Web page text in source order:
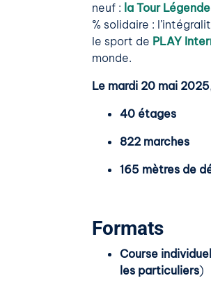
neuf : la Tour Légende
% solidaire :
le sport de PLAY
monde.
Le mardi 20 mai 2025
40 étages
822 marches
165 mètres de
Formats
Course
les particuliers)